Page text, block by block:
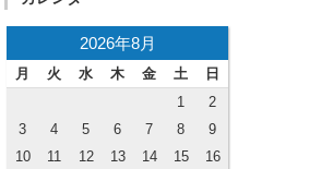
2026年8月
月 火 水 木 金 土
日
1
2
3
4 5 6 7 8
9
10
11 12 13 14 15 16